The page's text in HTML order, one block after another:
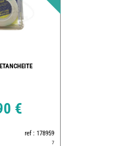
€
ref : 178959
7